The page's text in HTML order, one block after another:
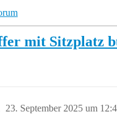
mit Sitzplatz
23. September 2025 um